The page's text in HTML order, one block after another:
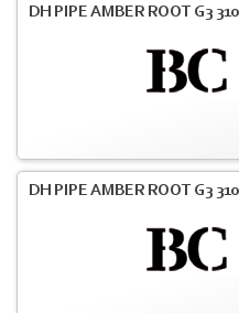
DH PIPE AMBER ROOT G3
DH PIPE AMBER ROOT G3